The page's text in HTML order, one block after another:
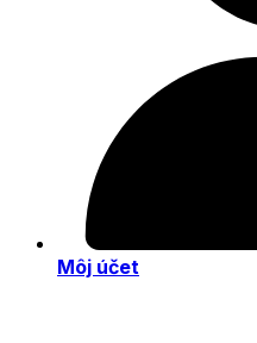
Môj účet